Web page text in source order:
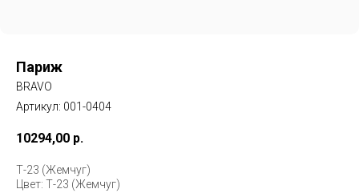
Париж
BRAVO
Артикул: 001-0404
10294,00 р.
Т-23 (Жемчуг)
Цвет: Т-23 (Жемчуг)